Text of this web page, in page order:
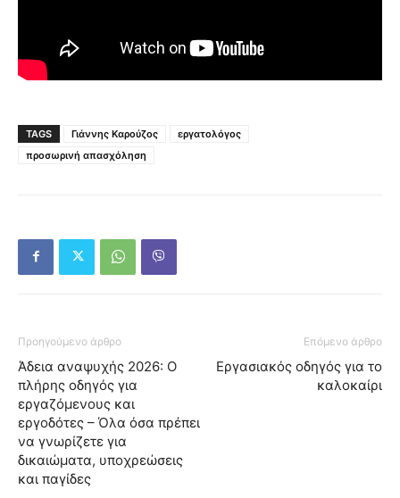
TAGS Γιάννης Καρούζος
εργατολόγος
προσωρινή απασχόληση
Προηγούμενο άρθρο
Άδεια αναψυχής 2026: Ο
πλήρης οδηγός για
εργαζόμενους και
εργοδότες – Όλα όσα πρέπει
να γνωρίζετε για
δικαιώματα, υποχρεώσεις
και παγίδες
Επόμενο άρθρο
Εργασιακός οδηγός για το
καλοκαίρι